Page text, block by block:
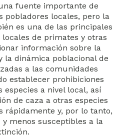
fuente importante de
pobladores locales, pero la
es una de las principales
de primates y otras
información sobre la
la dinámica poblacional de
a las comunidades
establecer prohibiciones
especies a nivel local, así
de caza a otras especies
rápidamente y, por lo tanto,
menos susceptibles a la